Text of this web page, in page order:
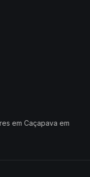
em Caçapava em